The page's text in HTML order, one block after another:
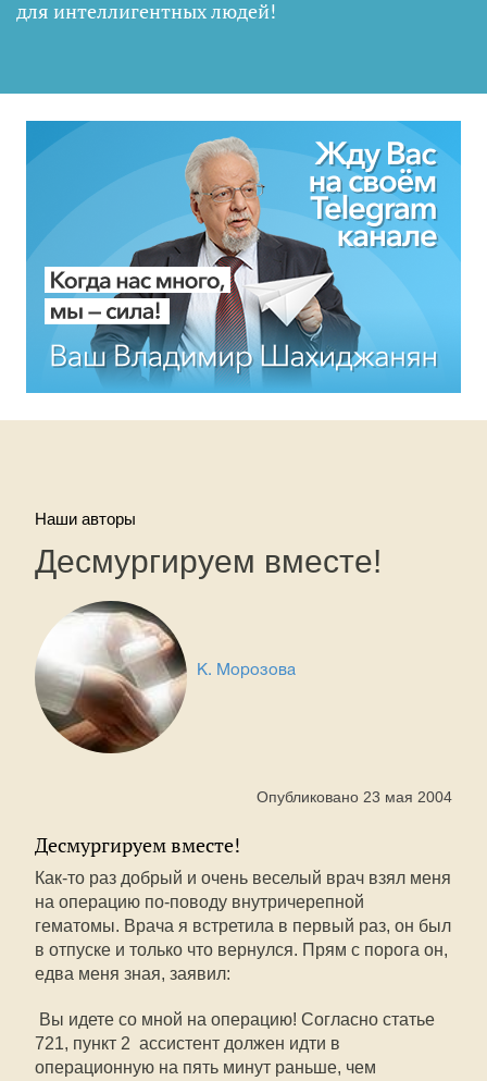
для интеллигентных людей!
Наши авторы
Десмургируем вместе!
К. Морозова
Опубликовано 23 мая 2004
Десмургируем вместе!
Как-то раз добрый и очень веселый врач взял меня
на операцию по-поводу внутричерепной
гематомы. Врача я встретила в первый раз, он был
в отпуске и только что вернулся. Прям с порога он,
едва меня зная, заявил:
 Вы идете со мной на операцию! Согласно статье
721, пункт 2  ассистент должен идти в
операционную на пять минут раньше, чем